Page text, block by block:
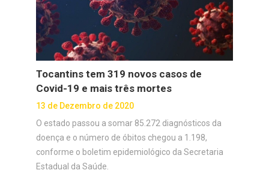
Tocantins tem 319 novos casos de
Covid-19 e mais três mortes
13 de Dezembro de 2020
O estado passou a somar 85.272 diagnósticos da
doença e o número de óbitos chegou a 1.198,
conforme o boletim epidemiológico da Secretaria
Estadual da Saúde.